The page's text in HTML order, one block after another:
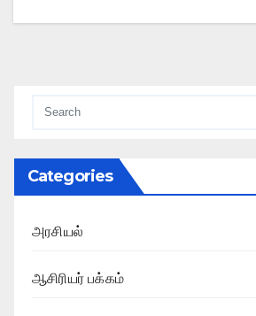
Categories
அரசியல்
ஆசிரியர் பக்கம்